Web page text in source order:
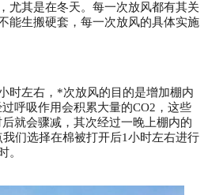
尤其是在冬天。每一次放风都有其关
能生搬硬套，每一次放风的具体实施
时左右，*次放风的目的是增加棚内
呼吸作用会积累大量的CO2，这些
就会骤减，其次经过一晚上棚内的
们选择在棉被打开后1小时左右进行
。